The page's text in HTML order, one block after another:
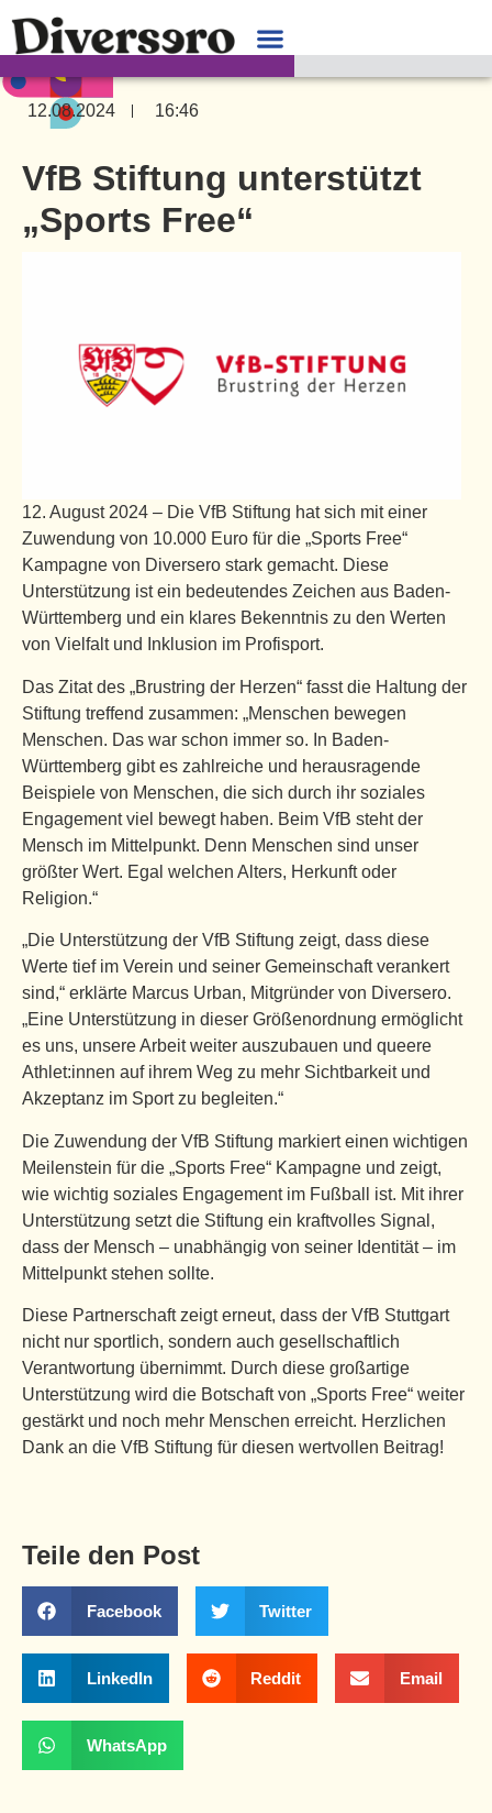
12.08.2024 16:46
VfB Stiftung unterstützt
„Sports Free“
12. August 2024 – Die VfB Stiftung hat sich mit einer
Zuwendung von 10.000 Euro für die „Sports Free“
Kampagne von Diversero stark gemacht. Diese
Unterstützung ist ein bedeutendes Zeichen aus Baden-
Württemberg und ein klares Bekenntnis zu den Werten
von Vielfalt und Inklusion im Profisport.
Das Zitat des „Brustring der Herzen“ fasst die Haltung der
Stiftung treffend zusammen: „Menschen bewegen
Menschen. Das war schon immer so. In Baden-
Württemberg gibt es zahlreiche und herausragende
Beispiele von Menschen, die sich durch ihr soziales
Engagement viel bewegt haben. Beim VfB steht der
Mensch im Mittelpunkt. Denn Menschen sind unser
größter Wert. Egal welchen Alters, Herkunft oder
Religion.“
„Die Unterstützung der VfB Stiftung zeigt, dass diese
Werte tief im Verein und seiner Gemeinschaft verankert
sind,“ erklärte Marcus Urban, Mitgründer von Diversero.
„Eine Unterstützung in dieser Größenordnung ermöglicht
es uns, unsere Arbeit weiter auszubauen und queere
Athlet:innen auf ihrem Weg zu mehr Sichtbarkeit und
Akzeptanz im Sport zu begleiten.“
Die Zuwendung der VfB Stiftung markiert einen wichtigen
Meilenstein für die „Sports Free“ Kampagne und zeigt,
wie wichtig soziales Engagement im Fußball ist. Mit ihrer
Unterstützung setzt die Stiftung ein kraftvolles Signal,
dass der Mensch – unabhängig von seiner Identität – im
Mittelpunkt stehen sollte.
Diese Partnerschaft zeigt erneut, dass der VfB Stuttgart
nicht nur sportlich, sondern auch gesellschaftlich
Verantwortung übernimmt. Durch diese großartige
Unterstützung wird die Botschaft von „Sports Free“ weiter
gestärkt und noch mehr Menschen erreicht. Herzlichen
Dank an die VfB Stiftung für diesen wertvollen Beitrag!
Teile den Post
Facebook Twitter
LinkedIn Reddit Email
WhatsApp